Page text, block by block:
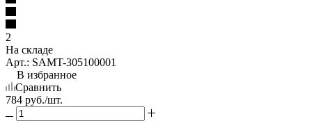
2
На складе
Арт.: SAMT-305100001
В избранное
Сравнить
784 руб./шт.